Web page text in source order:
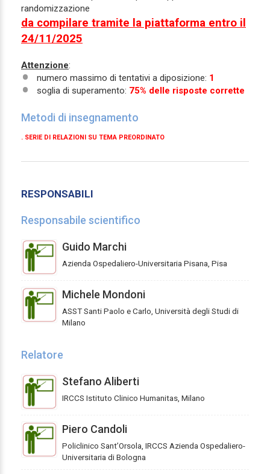
randomizzazione
da compilare tramite la piattaforma entro il
24/11/2025
Attenzione:
numero massimo di tentativi a diposizione: 1
soglia di superamento: 75% delle risposte corrette
Metodi di insegnamento
. SERIE DI RELAZIONI SU TEMA PREORDINATO
RESPONSABILI
Responsabile scientifico
Guido Marchi
Azienda Ospedaliero-Universitaria Pisana, Pisa
Michele Mondoni
ASST Santi Paolo e Carlo, Università degli Studi di
Milano
Relatore
Stefano Aliberti
IRCCS Istituto Clinico Humanitas, Milano
Piero Candoli
Policlinico Sant’Orsola, IRCCS Azienda Ospedaliero-
Universitaria di Bologna